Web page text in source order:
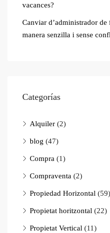
vacances?
Canviar d’administrador
manera senzilla i sense
Categorías
Alquiler (2)
blog (47)
Compra (1)
Compraventa (2)
Propiedad Horizontal (59)
Propietat horitzontal (22)
Propietat Vertical (11)